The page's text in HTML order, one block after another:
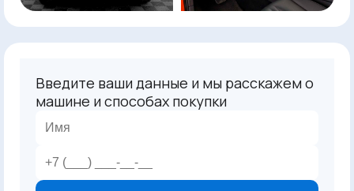
Введите ваши данные и мы расскажем о
машине и способах покупки